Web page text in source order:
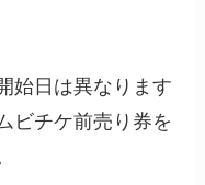
始日は異なります
ビチケ前売り券を